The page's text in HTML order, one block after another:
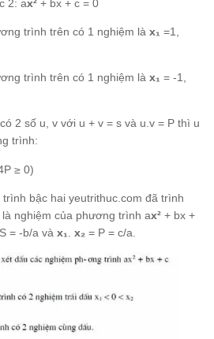
2: ax² + bx + c = 0
trình trên có 1 nghiệm là x₁ =1,
trình trên có 1 nghiệm là x₁ = -1,
2 số u, v với u + v = s và u.v = P thì u
trình:
≥ 0)
bậc hai yeutrithuc.com đã trình
là nghiệm của phương trình ax² + bx +
= -b/a và x₁ x₂ = P = c/a.